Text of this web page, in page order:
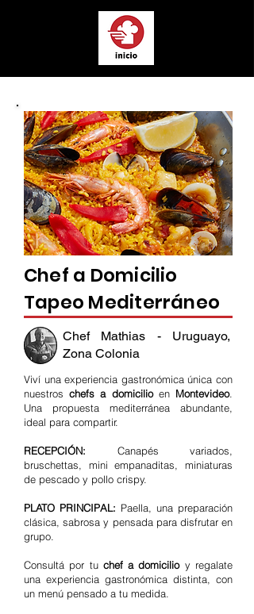
Chef a Domicilio
Tapeo Mediterráneo
Chef Mathias - Uruguayo,
Zona Colonia
Viví una experiencia gastronómica única con
nuestroschefs a domicilioen Montevideo.
Una propuesta mediterránea abundante,
ideal para compartir.
RECEPCIÓN: Canapés variados,
bruschettas, mini empanaditas, miniaturas
de pescado y pollo crispy.
PLATO PRINCIPAL: Paella, una preparación
clásica, sabrosa y pensada para disfrutar en
grupo.
Consultá por tu chef a domicilioy regalate
una experiencia gastronómica distinta, con
un menú pensado a tu medida.